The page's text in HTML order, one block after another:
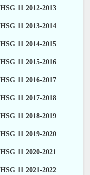
HSG 11 2012-2013
HSG 11 2013-2014
HSG 11 2014-2015
HSG 11 2015-2016
HSG 11 2016-2017
HSG 11 2017-2018
HSG 11 2018-2019
HSG 11 2019-2020
HSG 11 2020-2021
HSG 11 2021-2022